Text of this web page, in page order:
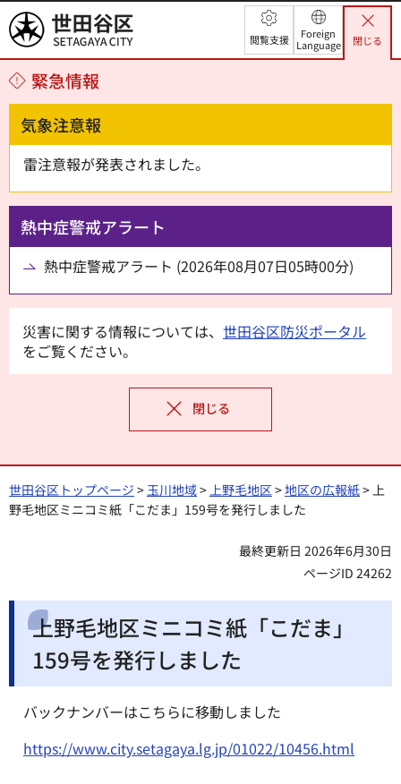
世田谷区 閲覧支援
Foreign
Language
閉じる
緊急情報
気象注意報
雷注意報が発表されました。
熱中症警戒アラート
熱中症警戒アラート (2026年08月07日05時00分)
災害に関する情報については、 世田谷区防災ポータル
をご覧ください。
閉じる
世田谷区トップページ >玉川地域>上野毛地区>地区の広報紙> 上
野毛地区ミニコミ紙「こだま」159号を発行しました
最終更新日 2026年6月30日
ページID 24262
上野毛地区ミニコミ紙「こだま」
159号を発行しました
バックナンバーはこちらに移動しました
https://www.city.setagaya.lg.jp/01022/10456.html